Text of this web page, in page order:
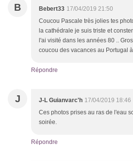
B Bebert33 17/04/2019 21:50
Coucou Pascale très jolies tes
la cathédrale je suis triste et
l'ai visité dans les années 80 ..
coucou des vacances au Portugal
Répondre
J J-L Guianvarc'h 17/04/2019 18:46
Ces photos prises au ras de l'eau
soirée.
Répondre